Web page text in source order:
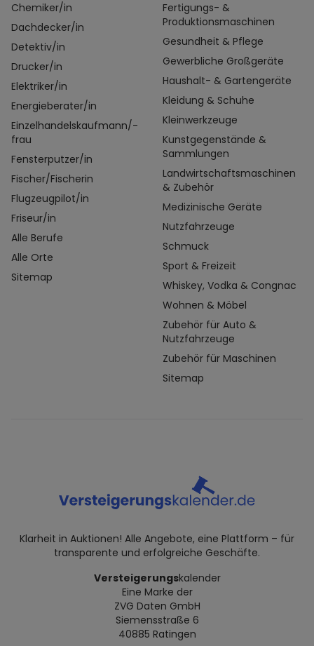
Chemiker/in
Dachdecker/in
Detektiv/in
Drucker/in
Elektriker/in
Energieberater/in
Einzelhandelskaufmann/-
frau
Fensterputzer/in
Fischer/Fischerin
Flugzeugpilot/in
Friseur/in
Alle Berufe
Alle Orte
Sitemap
Fertigungs- &
Produktionsmaschinen
Gesundheit & Pflege
Gewerbliche Großgeräte
Haushalt- & Gartengeräte
Kleidung & Schuhe
Kleinwerkzeuge
Kunstgegenstände &
Sammlungen
Landwirtschaftsmaschinen
& Zubehör
Medizinische Geräte
Nutzfahrzeuge
Schmuck
Sport & Freizeit
Whiskey, Vodka & Congnac
Wohnen & Möbel
Zubehör für Auto &
Nutzfahrzeuge
Zubehör für Maschinen
Sitemap
Klarheit in Auktionen! Alle Angebote, eine Plattform – für
transparente und erfolgreiche Geschäfte.
Versteigerungskalender
Eine Marke der
ZVG Daten GmbH
Siemensstraße 6
40885 Ratingen